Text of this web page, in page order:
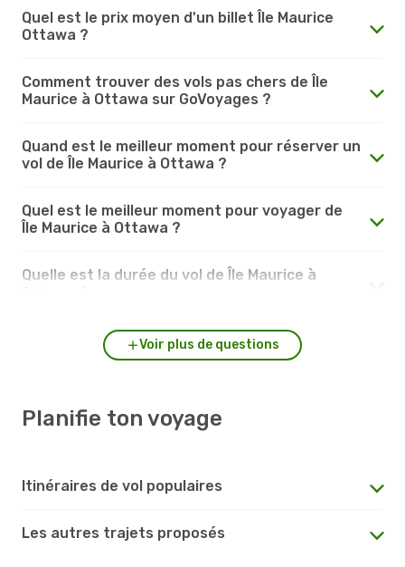
Quel est le prix moyen d'un billet Île Maurice
Ottawa ?
Comment trouver des vols pas chers de Île
Maurice à Ottawa sur GoVoyages ?
Quand est le meilleur moment pour réserver un
vol de Île Maurice à Ottawa ?
Quel est le meilleur moment pour voyager de
Île Maurice à Ottawa ?
Quelle est la durée du vol de Île Maurice à
Voir plus de questions
Planifie ton voyage
Itinéraires de vol populaires
Les autres trajets proposés